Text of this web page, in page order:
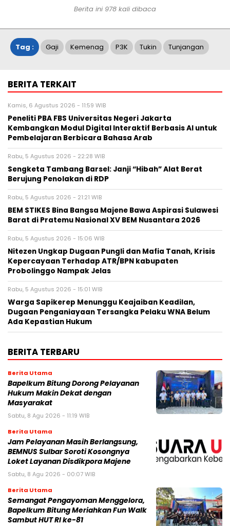
Berita ini 978 kali dibaca
Tag : Gaji Kemenag P3K Tukin Tunjangan
BERITA TERKAIT
Kamis, 6 Agustus 2026 - 11:59 WIB
Peneliti PBA FBS Universitas Negeri Jakarta
Kembangkan Modul Digital Interaktif Berbasis AI untuk
Pembelajaran Berbicara Bahasa Arab
Rabu, 5 Agustus 2026 - 22:28 WIB
Sengketa Tambang Barsel: Janji “Hibah” Alat Berat
Berujung Penolakan di RDP
Rabu, 5 Agustus 2026 - 21:21 WIB
BEM STIKES Bina Bangsa Majene Bawa Aspirasi Sulawesi
Barat di Pratemu Nasional XV BEM Nusantara 2026
Rabu, 5 Agustus 2026 - 15:06 WIB
Nitezen Ungkap Dugaan Pungli dan Mafia Tanah, Krisis
Kepercayaan Terhadap ATR/BPN kabupaten
Probolinggo Nampak Jelas
Rabu, 5 Agustus 2026 - 15:01 WIB
Warga Sapikerep Menunggu Keajaiban Keadilan,
Dugaan Penganiayaan Tersangka Pelaku WNA Belum
Ada Kepastian Hukum
BERITA TERBARU
Berita Utama
Bapelkum Bitung Dorong Pelayanan
Hukum Makin Dekat dengan
Masyarakat
Sabtu, 8 Agu 2026 - 11:19 WIB
Berita Utama
Jam Pelayanan Masih Berlangsung,
BEMNUS Sulbar Soroti Kosongnya
Loket Layanan Disdikpora Majene
Sabtu, 8 Agu 2026 - 00:07 WIB
Berita Utama
Semangat Pengayoman Menggelora,
Bapelkum Bitung Meriahkan Fun Walk
Sambut HUT RI ke-81